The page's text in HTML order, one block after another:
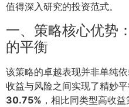
值得深入研究的投资范式。
一、策略核心优势
的平衡
该策略的卓越表现并非单纯
收益与风险之间实现了精妙
30.75% ，相比同类型高收